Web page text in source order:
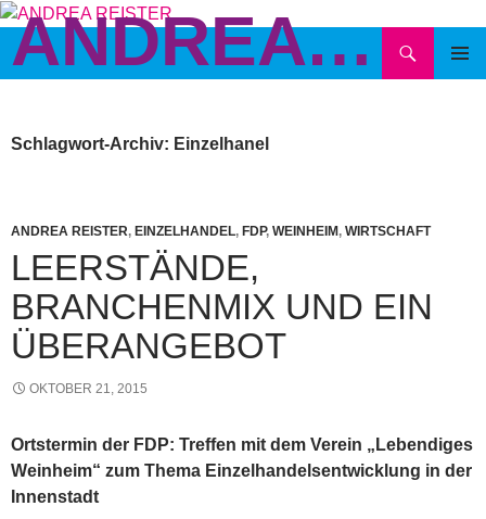
Zum
Inhalt
springen
ANDREA REISTER
Suchen
Schlagwort-Archiv: Einzelhanel
ANDREA REISTER, EINZELHANDEL, FDP, WEINHEIM, WIRTSCHAFT
LEERSTÄNDE,
BRANCHENMIX UND EIN
ÜBERANGEBOT
OKTOBER 21, 2015
Ortstermin der FDP: Treffen mit dem Verein „Lebendiges
Weinheim“ zum Thema Einzelhandelsentwicklung in der
Innenstadt